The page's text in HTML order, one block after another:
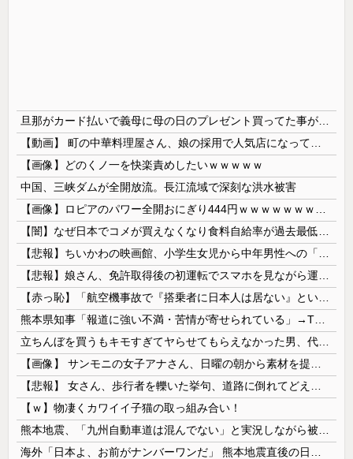
旦那がカード払いで義母に母の日のプレゼント買ってた事が発覚 私が実母に買ってるのを見て自分も買おうと思ったらしい → 家計がピンチだから小遣いからお願いできるか聞いたら…
【動画】 町の中華料理屋さん、娘の採用で人気店になってしまう
【画像】どのくノ一を快楽責めしたいｗｗｗｗｗ
中国、三峡ダムが全開放流。長江流域で深刻な洪水被害
【画像】ロピアのパワー全開おにぎり444円ｗｗｗｗｗｗｗｗｗｗｗｗ
【闇】なぜ日本でコメが買えなくなり食料自給率が過去最低に並んだのか？
【悲報】ちいかわの映画館、小学生女児から中年男性への「おねだり」事案が発生するｗｗｗｗ
【悲報】娘さん、免許取得後の初運転でスマホを見ながら運転してしまう😱🦁 教習所で何を習ったんだwww🤣🦁
【赤っ恥】「航空機事故で『搭乗者に日本人は居ない』という発表は嫌い。人間として同じ価値だと思う」→ツッコミ殺到も「自分が気に入らないと思った」と...
熊本県知事「報道に強い不満・苦情が寄せられている」→TBSの報道特集がまさにそれな件
立ちんぼを買うもキモすぎてヤらせてもらえなかった男、代わりの足コキでまさかの大量身寸米青ｗｗｗ
【画像】 サンモニの女子アナさん、日曜の朝から素材を提供してしまう
【悲報】 女さん、歩行者を轢いた挙句、道路に倒れてどえらいことになってしまうw w w w w w w
【ｗ】物凄くカワイイ子猫の取っ組み合い！
熊本地震、「九州自動車道は混んでない」と実況しながら被災地へ向かう有名アナなどに批判殺到 全国紙記者「最新の状況をいち早く伝えることは報道機関としての責務」「情報を取り上げることには大きな意義がある」
海外「日本よ、お前がナンバーワンだ」 熊本地震直後の日本の対応のスピードに世界が衝撃